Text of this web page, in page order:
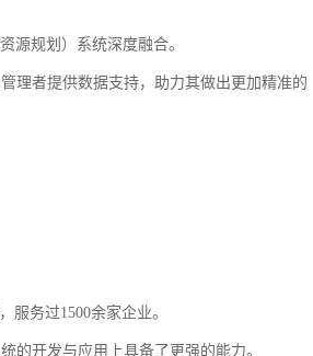
源规划）系统深度融合。
理者提供数据支持，助力其做出更加精准的
务过1500余家企业。
的开发与应用上具备了更强的能力。